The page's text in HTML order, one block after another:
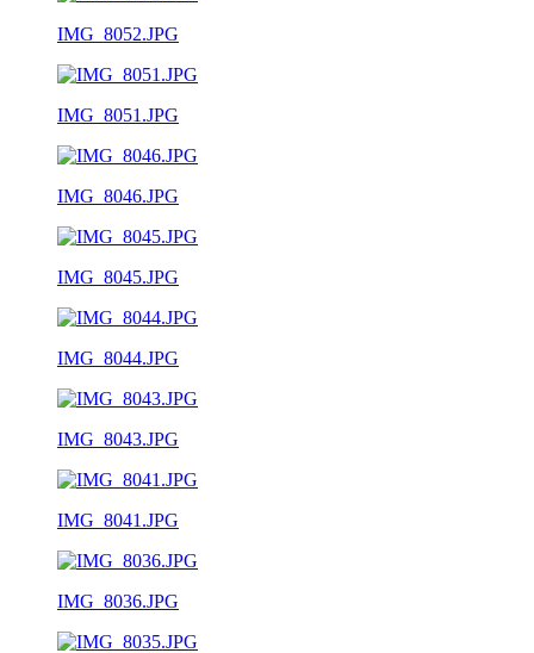
IMG_8052.JPG
IMG_8051.JPG
IMG_8046.JPG
IMG_8045.JPG
IMG_8044.JPG
IMG_8043.JPG
IMG_8041.JPG
IMG_8036.JPG